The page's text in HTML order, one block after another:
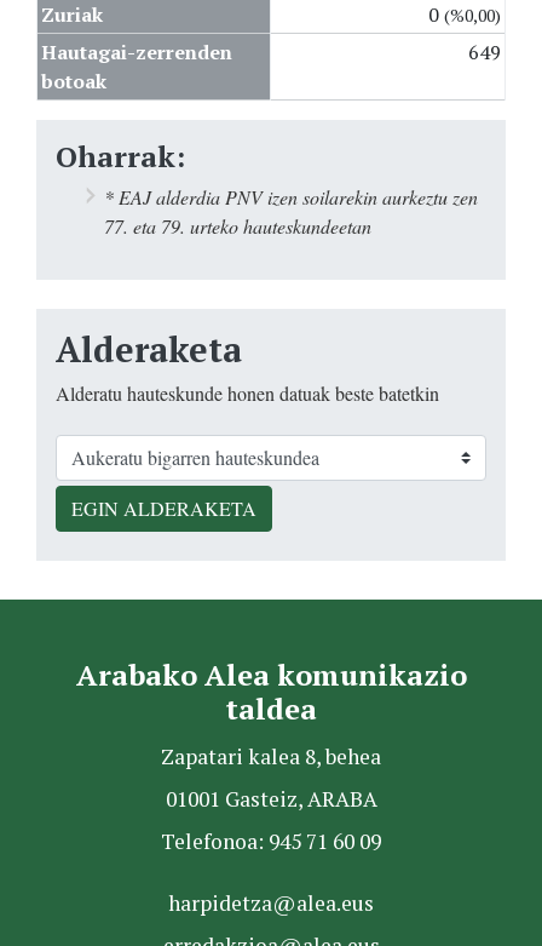
Zuriak 0 (%0,00)
Hautagai-zerrenden
botoak
649
Oharrak:
* EAJ alderdia PNV izen soilarekin aurkeztu zen
77. eta 79. urteko hauteskundeetan
Alderaketa
Alderatu hauteskunde honen datuak beste batetkin
EGIN ALDERAKETA
Arabako Alea komunikazio
taldea
Zapatari kalea 8, behea
01001 Gasteiz, ARABA
Telefonoa: 945 71 60 09
harpidetza@alea.eus